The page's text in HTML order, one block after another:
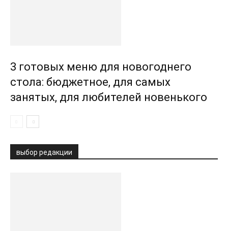
3 готовых меню для новогоднего
стола: бюджетное, для самых
занятых, для любителей новенького
выбор редакции